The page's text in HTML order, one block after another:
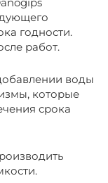
годности.
работ.
воды
которые
срока